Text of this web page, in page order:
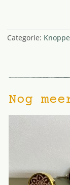
Categorie:
Nog